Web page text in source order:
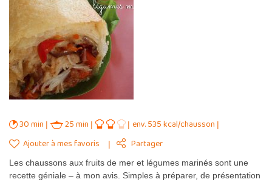
30 min 25 min
env. 535 kcal/chausson
Ajouter à mes favoris
Partager
Les chaussons aux fruits de mer et légumes marinés sont une
recette géniale – à mon avis. Simples à préparer, de présentation